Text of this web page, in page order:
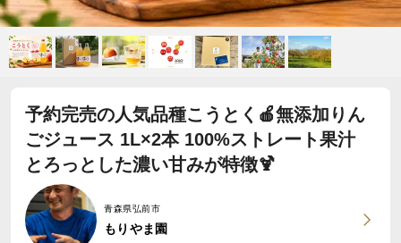
予約完売の人気品種こうとく🍎無添加りん
ごジュース 1L×2本 100%ストレート果汁
とろっとした濃い甘みが特徴🍹
青森県弘前市
もりやま園